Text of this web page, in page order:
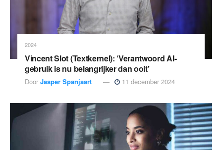
2024
Vincent Slot (Textkernel): ‘Verantwoord AI-
gebruik is nu belangrijker dan ooit’
Door Jasper Spanjaart 11 december 2024